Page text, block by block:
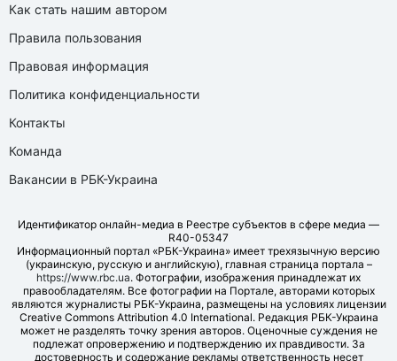
Как стать нашим автором
Правила пользования
Правовая информация
Политика конфиденциальности
Контакты
Команда
Вакансии в РБК-Украина
Идентификатор онлайн-медиа в Реестре субъектов в сфере медиа —
R40-05347
Информационный портал «РБК-Украина» имеет трехязычную версию
(украинскую, русскую и английскую), главная страница портала –
https://www.rbc.ua. Фотографии, изображения принадлежат их
правообладателям. Все фотографии на Портале, авторами которых
являются журналисты РБК-Украина, размещены на условиях лицензии
Creative Commons Attribution 4.0 International. Редакция РБК-Украина
может не разделять точку зрения авторов. Оценочные суждения не
подлежат опровержению и подтверждению их правдивости. За
достоверность и содержание рекламы ответственность несет